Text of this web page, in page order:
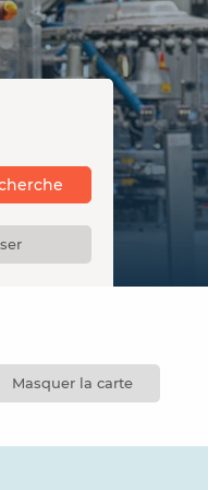
Masquer la carte